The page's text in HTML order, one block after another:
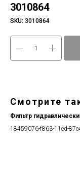
3010864
SKU: 3010864
Смотрите
Фильтр
18459076-f863-11ed-